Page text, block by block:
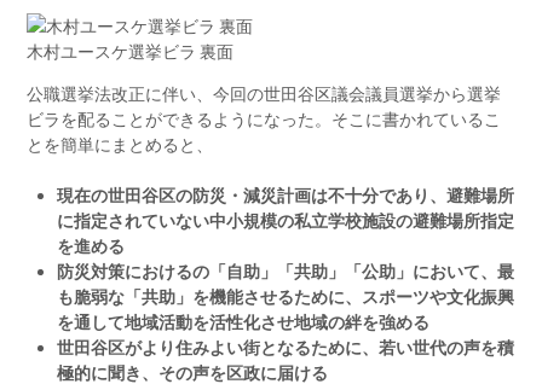
木村ユースケ選挙ビラ 裏面
公職選挙法改正に伴い、今回の世田谷区議会議員選挙から選挙
ビラを配ることができるようになった。そこに書かれているこ
とを簡単にまとめると、
現在の世田谷区の防災・減災計画は不十分であり、避難場所
に指定されていない中小規模の私立学校施設の避難場所指定
を進める
防災対策におけるの「自助」「共助」「公助」において、最
も脆弱な「共助」を機能させるために、スポーツや文化振興
を通して地域活動を活性化させ地域の絆を強める
世田谷区がより住みよい街となるために、若い世代の声を積
極的に聞き、その声を区政に届ける